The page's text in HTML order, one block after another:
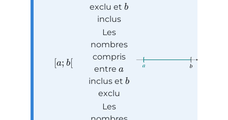
exclu et b
inclus
[a; b[
Les
nombres
compris
entre a
inclus et b
exclu
Les